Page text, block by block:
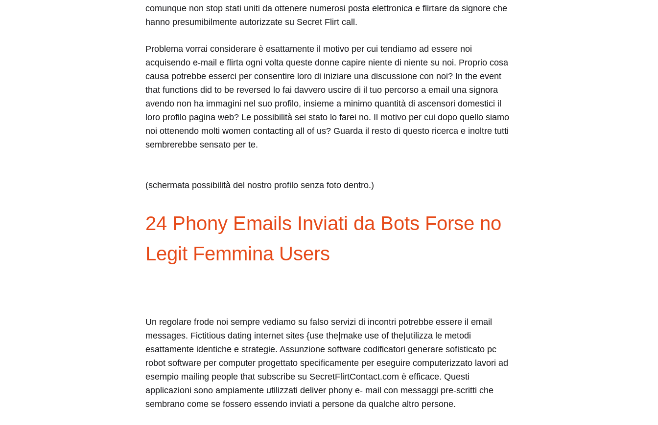
comunque non stop stati uniti da ottenere numerosi posta elettronica e flirtare da signore che
hanno presumibilmente autorizzate su Secret Flirt call.
Problema vorrai considerare è esattamente il motivo per cui tendiamo ad essere noi
acquisendo e-mail e flirta ogni volta queste donne capire niente di niente su noi. Proprio cosa
causa potrebbe esserci per consentire loro di iniziare una discussione con noi? In the event
that functions did to be reversed lo fai davvero uscire di il tuo percorso a email una signora
avendo non ha immagini nel suo profilo, insieme a minimo quantità di ascensori domestici il
loro profilo pagina web? Le possibilità sei stato lo farei no. Il motivo per cui dopo quello siamo
noi ottenendo molti women contacting all of us? Guarda il resto di questo ricerca e inoltre tutti
sembrerebbe sensato per te.
(schermata possibilità del nostro profilo senza foto dentro.)
24 Phony Emails Inviati da Bots Forse no
Legit Femmina Users
Un regolare frode noi sempre vediamo su falso servizi di incontri potrebbe essere il email
messages. Fictitious dating internet sites {use the|make use of the|utilizza le metodi
esattamente identiche e strategie. Assunzione software codificatori generare sofisticato pc
robot software per computer progettato specificamente per eseguire computerizzato lavori ad
esempio mailing people that subscribe su SecretFlirtContact.com è efficace. Questi
applicazioni sono ampiamente utilizzati deliver phony e- mail con messaggi pre-scritti che
sembrano come se fossero essendo inviati a persone da qualche altro persone.